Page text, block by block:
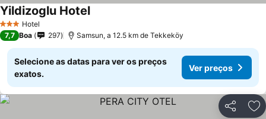
3 EstrelasHotel
Yildizoglu Hotel
7,7 Boa 297 Samsun, a 12.5 km de Tekkeköy
Selecione as datas para ver os preços
exatos.
Ver preços
Partilhar